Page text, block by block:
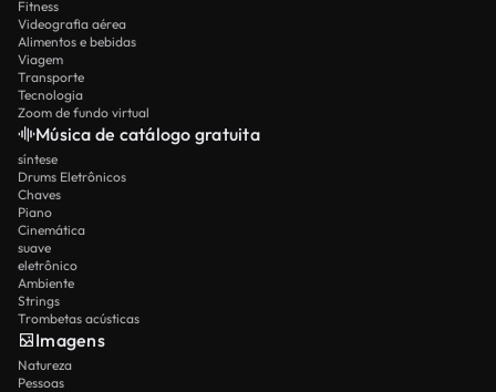
Fitness
Videografia aérea
Alimentos e bebidas
Viagem
Transporte
Tecnologia
Zoom de fundo virtual
Música de catálogo gratuita
síntese
Drums Eletrônicos
Chaves
Piano
Cinemática
suave
eletrônico
Ambiente
Strings
Trombetas acústicas
Imagens
Natureza
Pessoas